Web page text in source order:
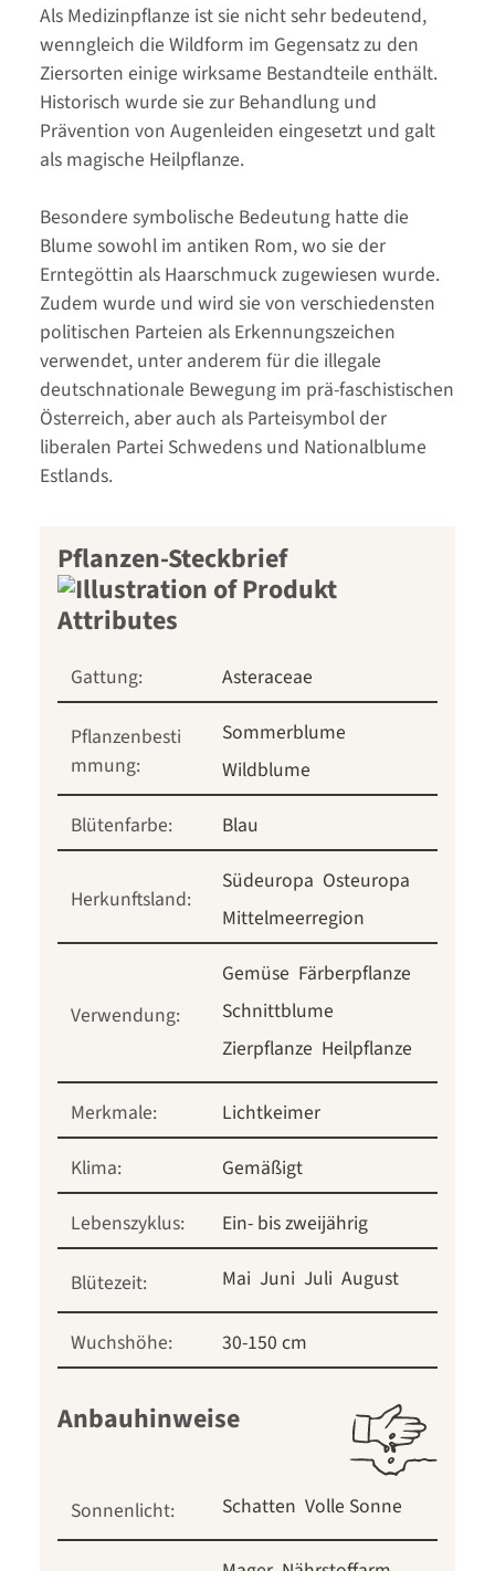
Als Medizinpflanze ist sie nicht sehr bedeutend,
wenngleich die Wildform im Gegensatz zu den
Ziersorten einige wirksame Bestandteile enthält.
Historisch wurde sie zur Behandlung und
Prävention von Augenleiden eingesetzt und galt
als magische Heilpflanze.
Besondere symbolische Bedeutung hatte die
Blume sowohl im antiken Rom, wo sie der
Erntegöttin als Haarschmuck zugewiesen wurde.
Zudem wurde und wird sie von verschiedensten
politischen Parteien als Erkennungszeichen
verwendet, unter anderem für die illegale
deutschnationale Bewegung im prä-faschistischen
Österreich, aber auch als Parteisymbol der
liberalen Partei Schwedens und Nationalblume
Estlands.
Pflanzen-Steckbrief
Gattung: Asteraceae
Pflanzenbesti
mmung:
Sommerblume
Wildblume
Blütenfarbe:
Blau
Herkunftsland:
Südeuropa Osteuropa
Mittelmeerregion
Verwendung:
Gemüse Färberpflanze
Schnittblume
Zierpflanze Heilpflanze
Merkmale:
Lichtkeimer
Klima:
Gemäßigt
Lebenszyklus:
Ein- bis zweijährig
Blütezeit: Mai Juni Juli August
Wuchshöhe: 30-150 cm
Anbauhinweise
Sonnenlicht: Schatten Volle Sonne